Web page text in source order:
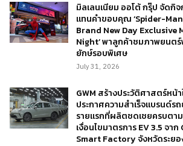
มิลเลนเนียม ออโต้ กรุ๊ป จัดกิจ
แทนคำขอบคุณ ‘Spider-
Brand New Day Exclusive
Night’ พาลูกค้าชมภาพยนต
ยักษ์รอบพิเศษ
July 31, 2026
GWM สร้างประวัติศาสตร์หน้
ประกาศความสำเร็จแบรนด์ร
รายแรกที่ผลิตชดเชยครบตาม
เงื่อนไขมาตรการ EV 3.5 จาก
Smart Factory จังหวัดระย